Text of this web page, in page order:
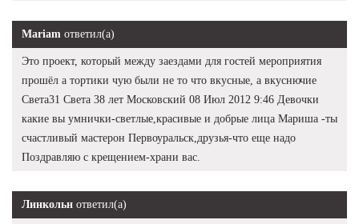
Mariam ответил(а)
Это проект, который между заездами для гостей мероприятия
прошёл а тортики чую были не то что вкусные, а вкуснючие
Света31 Света 38 лет Московский 08 Июл 2012 9:46 Девочки
какие вы умнички-светлые,красивые и добрые лица Мариша -ты
счастливый мастерон Первоуральск,друзья-что еще надо
Поздравляю с крещением-храни вас.
Линкольн ответил(а)